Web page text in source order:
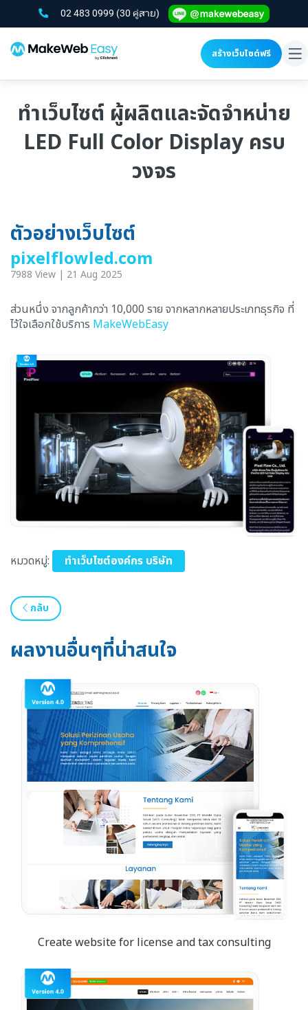
02 483 0999 (30 คู่สาย)
สร้างเว็บไซต์ฟรี
ทำเว็บไซต์ ผู้ผลิตและจัดจำหน่าย
LED Full Color Display ครบ
วงจร
ตัวอย่างเว็บไซต์
pixelflowled.com
7988 View | 21 Aug 2025
ส่วนหนึ่ง จากลูกค้ากว่า 10,000 ราย จากหลากหลายประเภทธุรกิจ ที่
ไว้ใจเลือกใช้บริการ MakeWebEasy
หมวดหมู่: ทำเว็บไซต์องค์กร บริษัท
กลับ
ผลงานอื่นๆที่น่าสนใจ
Create website for license and tax consulting